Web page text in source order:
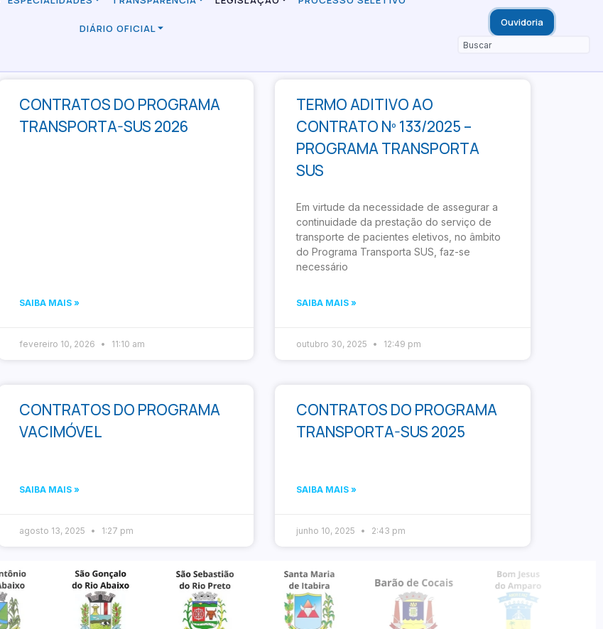
DIÁRIO OFICIAL Ouvidoria
CONTRATOS DO PROGRAMA
TRANSPORTA-SUS 2026
SAIBA MAIS »
fevereiro 10, 2026 11:10 am
TERMO ADITIVO AO
CONTRATO Nº 133/2025 –
PROGRAMA TRANSPORTA
SUS
Em virtude da necessidade de assegurar a
continuidade da prestação do serviço de
transporte de pacientes eletivos, no âmbito
do Programa Transporta SUS, faz-se
necessário
SAIBA MAIS »
outubro 30, 2025 12:49 pm
CONTRATOS DO PROGRAMA
VACIMÓVEL
SAIBA MAIS »
agosto 13, 2025 1:27 pm
CONTRATOS DO PROGRAMA
TRANSPORTA-SUS 2025
SAIBA MAIS »
junho 10, 2025 2:43 pm